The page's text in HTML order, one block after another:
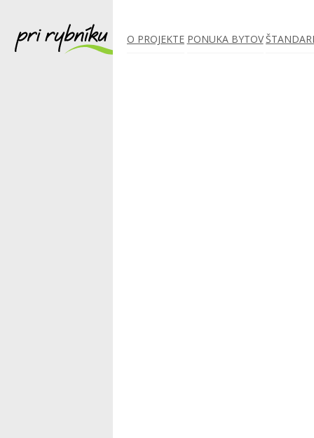
O PROJEKTE PONUKA BYTOV